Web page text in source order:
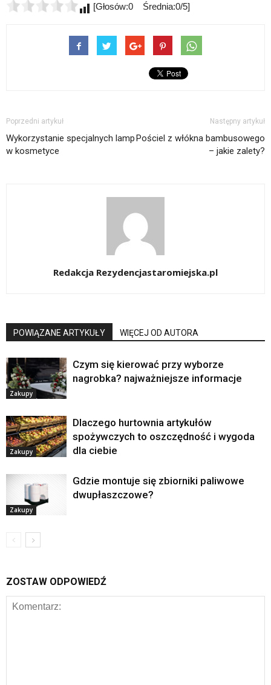
[Głosów:0 Średnia:0/5]
Poprzedni artykuł
Wykorzystanie specjalnych lamp
w kosmetyce
Następny artykuł
Pościel z włókna bambusowego
– jakie zalety?
Redakcja Rezydencjastaromiejska.pl
POWIĄZANE ARTYKUŁY WIĘCEJ OD AUTORA
Zakupy
Czym się kierować przy wyborze
nagrobka? najważniejsze informacje
Zakupy
Dlaczego hurtownia artykułów
spożywczych to oszczędność i wygoda
dla ciebie
Zakupy
Gdzie montuje się zbiorniki paliwowe
dwupłaszczowe?
ZOSTAW ODPOWIEDŹ